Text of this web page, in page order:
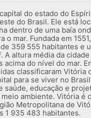
do estado do
do Brasil. Ele está
dentro de uma baía
o mar. Fundada em
359 555 habitantes e
A altura média da
acima do nível do mar.
classificaram Vitória
para se viver no
saúde, educação e
ambiente. Vitória é
Metropolitana de
1 935 483 habitantes.